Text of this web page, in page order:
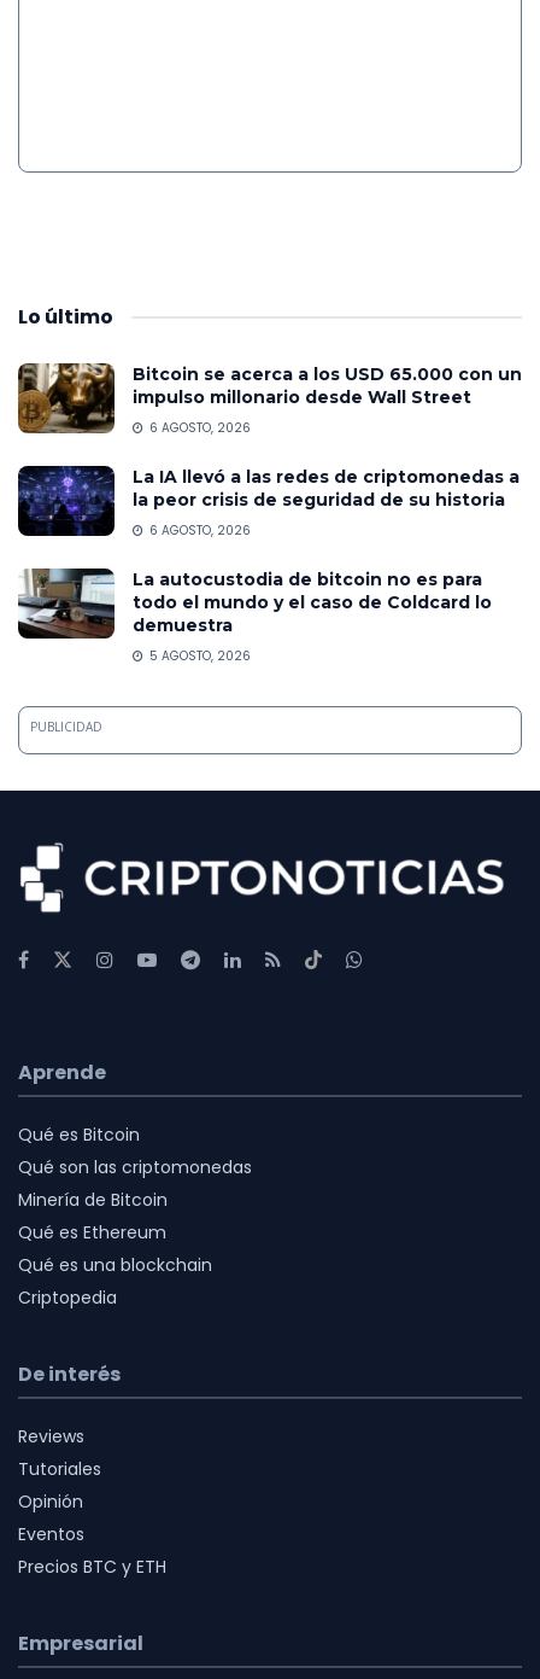
Lo último
Bitcoin se acerca a los USD 65.000 con un
impulso millonario desde Wall Street
6 AGOSTO, 2026
La IA llevó a las redes de criptomonedas a
la peor crisis de seguridad de su historia
6 AGOSTO, 2026
La autocustodia de bitcoin no es para
todo el mundo y el caso de Coldcard lo
demuestra
5 AGOSTO, 2026
PUBLICIDAD
Aprende
Qué es Bitcoin
Qué son las criptomonedas
Minería de Bitcoin
Qué es Ethereum
Qué es una blockchain
Criptopedia
De interés
Reviews
Tutoriales
Opinión
Eventos
Precios BTC y ETH
Empresarial